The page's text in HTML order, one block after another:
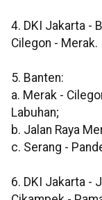
4. DKI Jakarta -
Cilegon - Merak.
5. Banten:
a. Merak -
Labuhan;
b. Jalan Raya
c. Serang -
6. DKI Jakarta -